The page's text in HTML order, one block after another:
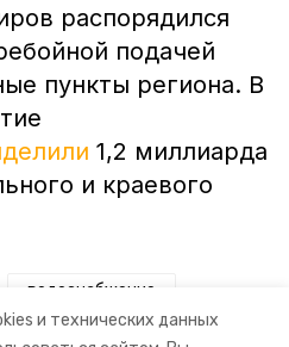
и технических данных
распорядился
подачей
пункты региона. В
1,2 миллиарда
и краевого
водоснабжение